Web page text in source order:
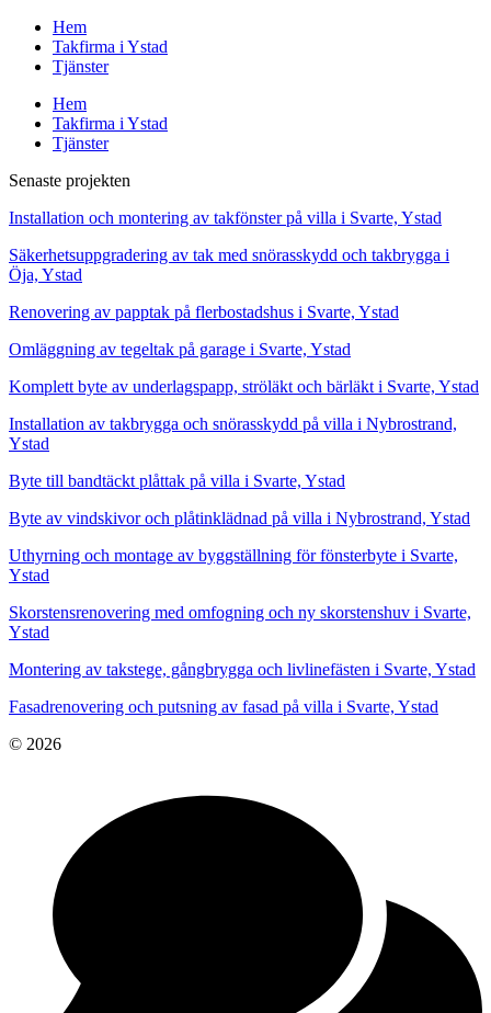
Hem
Takfirma i Ystad
Tjänster
Hem
Takfirma i Ystad
Tjänster
Senaste projekten
Installation och montering av takfönster på villa i Svarte, Ystad
Säkerhetsuppgradering av tak med snörasskydd och takbrygga i
Öja, Ystad
Renovering av papptak på flerbostadshus i Svarte, Ystad
Omläggning av tegeltak på garage i Svarte, Ystad
Komplett byte av underlagspapp, ströläkt och bärläkt i Svarte, Ystad
Installation av takbrygga och snörasskydd på villa i Nybrostrand,
Ystad
Byte till bandtäckt plåttak på villa i Svarte, Ystad
Byte av vindskivor och plåtinklädnad på villa i Nybrostrand, Ystad
Uthyrning och montage av byggställning för fönsterbyte i Svarte,
Ystad
Skorstensrenovering med omfogning och ny skorstenshuv i Svarte,
Ystad
Montering av takstege, gångbrygga och livlinefästen i Svarte, Ystad
Fasadrenovering och putsning av fasad på villa i Svarte, Ystad
© 2026